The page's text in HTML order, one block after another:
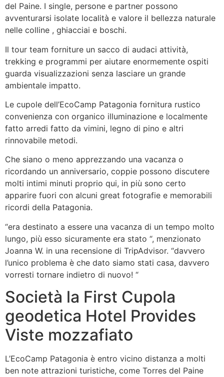
del Paine. I single, persone e partner possono
avventurarsi isolate località e valore il bellezza naturale
nelle colline , ghiacciai e boschi.
Il tour team forniture un sacco di audaci attività,
trekking e programmi per aiutare enormemente ospiti
guarda visualizzazioni senza lasciare un grande
ambientale impatto.
Le cupole dell’EcoCamp Patagonia fornitura rustico
convenienza con organico illuminazione e localmente
fatto arredi fatto da vimini, legno di pino e altri
rinnovabile metodi.
Che siano o meno apprezzando una vacanza o
ricordando un anniversario, coppie possono discutere
molti intimi minuti proprio qui, in più sono certo
apparire fuori con alcuni great fotografie e memorabili
ricordi della Patagonia.
“era destinato a essere una vacanza di un tempo molto
lungo, più esso sicuramente era stato “, menzionato
Joanna W. in una recensione di TripAdvisor. “davvero
l’unico problema è che dato siamo stati casa, davvero
vorresti tornare indietro di nuovo! “
Società la First Cupola
geodetica Hotel Provides
Viste mozzafiato
L’EcoCamp Patagonia è entro vicino distanza a molti
ben note attrazioni turistiche, come Torres del Paine